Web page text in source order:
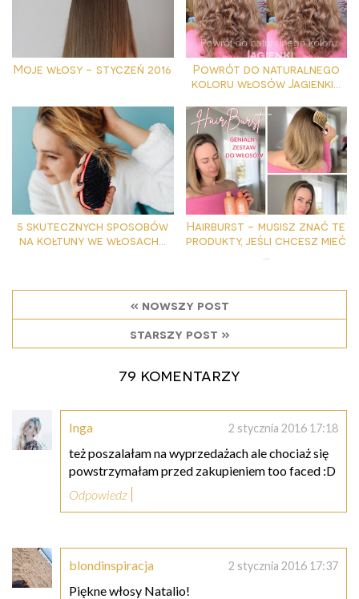
Moje włosy - styczeń 2016
Powrót do naturalnego
koloru włosów Jagienki...
5 skutecznych sposobów
na kołtuny we włosach...
Hairburst - musisz znać te
produkty, jeśli chcesz mieć
« nowszy post
starszy post »
79 komentarzy
Inga 2 stycznia 2016 17:18
też poszalałam na wyprzedażach ale chociaż się
powstrzymałam przed zakupieniem too faced :D
Odpowiedz
blondinspiracja 2 stycznia 2016 17:37
Piękne włosy Natalio!